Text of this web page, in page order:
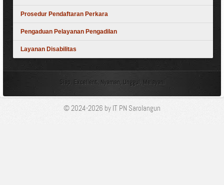
Prosedur Pendaftaran Perkara
Pengaduan Pelayanan Pengadilan
Layanan Disabilitas
Siap, Excellent, Nyaman, Unggul, Melayani
© 2024-2026 by IT PN Sarolangun